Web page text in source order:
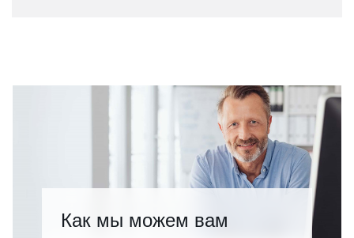
Как мы можем вам